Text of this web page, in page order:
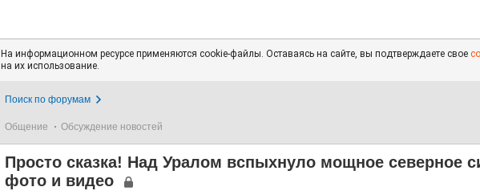
На информационном ресурсе применяются cookie-файлы. Оставаясь на сайте, вы подтверждаете свое
на их использование.
Поиск по форумам
Общение Обсуждение новостей
Просто сказка! Над Уралом вспыхнуло мощное северное
фото и видео